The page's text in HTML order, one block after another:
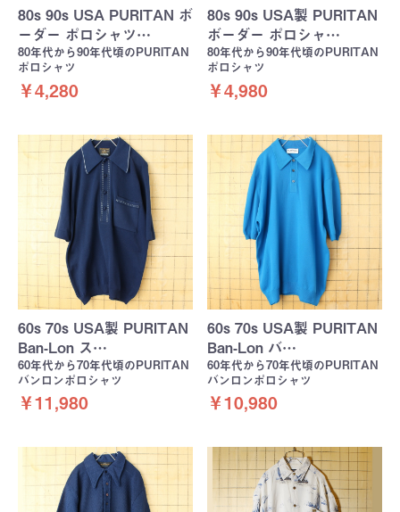
80s 90s USA PURITAN ボ
ーダー ポロシャツ…
80年代から90年代頃のPURITAN
ポロシャツ
￥4,280
80s 90s USA製 PURITAN
ボーダー ポロシャ…
80年代から90年代頃のPURITAN
ポロシャツ
￥4,980
60s 70s USA製 PURITAN
Ban-Lon ス…
60年代から70年代頃のPURITAN
バンロンポロシャツ
￥11,980
60s 70s USA製 PURITAN
Ban-Lon バ…
60年代から70年代頃のPURITAN
バンロンポロシャツ
￥10,980